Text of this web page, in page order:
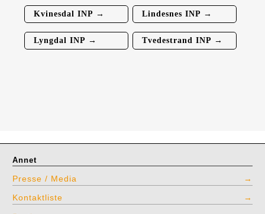
Kvinesdal INP → Lindesnes INP →
Lyngdal INP → Tvedestrand INP →
Annet
Presse / Media
Kontaktliste